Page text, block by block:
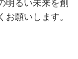
明るい未来を創
願いします。